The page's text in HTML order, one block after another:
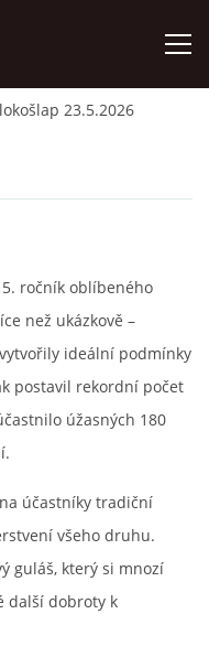
23.5.2026
ročník oblíbeného
než ukázkově –
ideální podmínky
postavil rekordní počet
úžasných 180
účastníky tradiční
všeho druhu.
guláš, který si mnozí
další dobroty k